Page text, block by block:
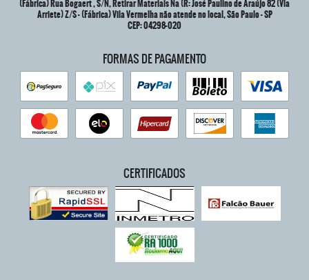
(Fábrica) Rua Bogaert , S/N, Retirar Materiais Na (R: José Paulino de Araújo 82 (Vla
Arriete) Z/S-(Fábrica) Vila Vermelha não atende no local, São Paulo-SP
CEP: 04298-020
FORMAS DE PAGAMENTO
CERTIFICADOS